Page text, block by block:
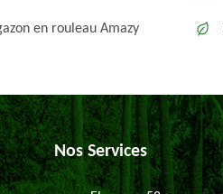
en rouleau Amazy
Nos Services